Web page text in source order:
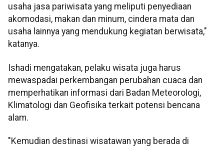
usaha jasa pariwisata yang meliputi penyediaan
akomodasi, makan dan minum, cindera mata dan
usaha lainnya yang mendukung kegiatan berwisata,"
katanya.
Ishadi mengatakan, pelaku wisata juga harus
mewaspadai perkembangan perubahan cuaca dan
memperhatikan informasi dari Badan Meteorologi,
Klimatologi dan Geofisika terkait potensi bencana
alam.
"Kemudian destinasi wisatawan yang berada di